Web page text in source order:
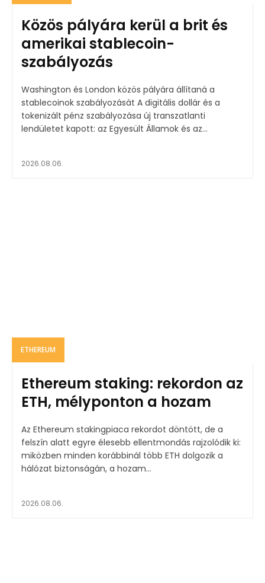
Közös pályára kerül a brit és
amerikai stablecoin-
szabályozás
Washington és London közös pályára állítaná a
stablecoinok szabályozását A digitális dollár és a
tokenizált pénz szabályozása új transzatlanti
lendületet kapott: az Egyesült Államok és az...
2026.08.06.
ETHEREUM
Ethereum staking: rekordon az
ETH, mélyponton a hozam
Az Ethereum stakingpiaca rekordot döntött, de a
felszín alatt egyre élesebb ellentmondás rajzolódik ki:
miközben minden korábbinál több ETH dolgozik a
hálózat biztonságán, a hozam...
2026.08.06.